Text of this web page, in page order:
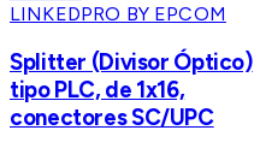
LINKEDPRO BY EPCOM
Splitter (Divisor Óptico)
tipo PLC, de 1x16,
conectores SC/UPC